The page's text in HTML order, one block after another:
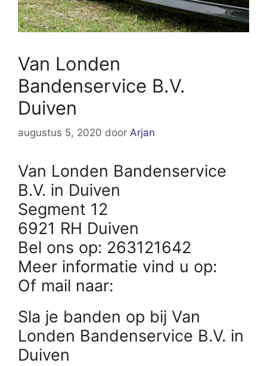
Van Londen
Bandenservice B.V.
Duiven
augustus 5, 2020 door Arjan
Van Londen Bandenservice
B.V. in Duiven
Segment 12
6921 RH Duiven
Bel ons op: 263121642
Meer informatie vind u op:
Of mail naar:
Sla je banden op bij Van
Londen Bandenservice B.V. in
Duiven